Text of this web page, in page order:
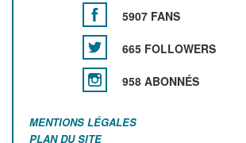
5907 FANS
665 FOLLOWERS
958 ABONNÉS
MENTIONS LÉGALES
PLAN DU SITE